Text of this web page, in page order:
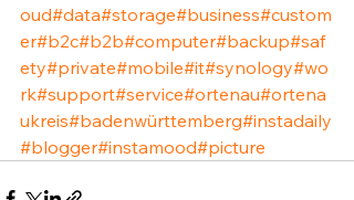
oud#data#storage#business#custom
er#b2c#b2b#computer#backup#saf
ety#private#mobile#it#synology#wo
rk#support#service#ortenau#ortena
ukreis#badenwürttemberg#instadaily
#blogger#instamood#picture